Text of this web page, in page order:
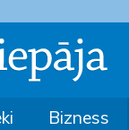
Bizness